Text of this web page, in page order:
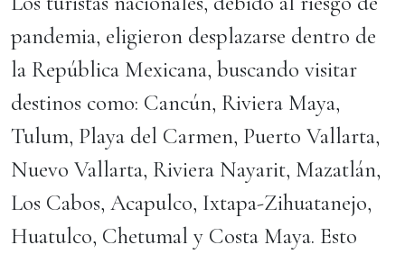
pandemia, eligieron desplazarse dentro de
la República Mexicana, buscando visitar
destinos como: Cancún, Riviera Maya,
Tulum, Playa del Carmen, Puerto Vallarta,
Nuevo Vallarta, Riviera Nayarit, Mazatlán,
Los Cabos, Acapulco, Ixtapa-Zihuatanejo,
Huatulco, Chetumal y Costa Maya. Esto